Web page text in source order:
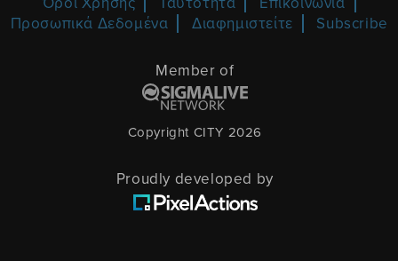
Προσωπικά Δεδομένα
Διαφημιστείτε Subscribe
Member of
Copyright CITY 2026
Proudly developed by